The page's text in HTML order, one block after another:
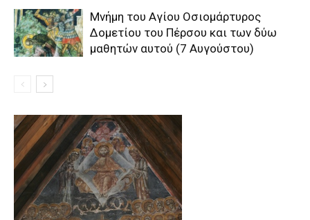
Μνήμη του Aγίου Oσιομάρτυρος
Δομετίου του Πέρσου και των δύω
μαθητών αυτού (7 Αυγούστου)